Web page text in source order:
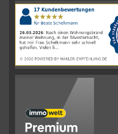
|110Schelkmann
ImmobilienBewertungen
auf
werkenntdenBESTEN.de